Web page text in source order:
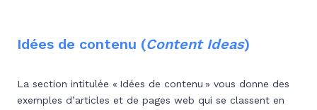
Idées de contenu (Content Ideas)
La section intitulée « Idées de contenu » vous donne des
exemples d’articles et de pages web qui se classent en